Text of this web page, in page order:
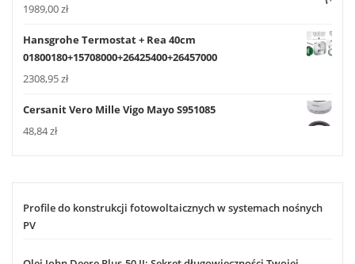
1989,00zł
Hansgrohe Termostat + Rea 40cm
01800180+15708000+26425400+26457000
2308,95zł
Cersanit Vero Mille Vigo Mayo S951085
48,84zł
Profile do konstrukcji fotowoltaicznych w systemach nośnych
PV